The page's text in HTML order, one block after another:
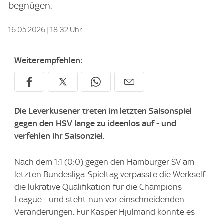
begnügen.
16.05.2026 | 18:32 Uhr
Weiterempfehlen:
Die Leverkusener treten im letzten Saisonspiel
gegen den HSV lange zu ideenlos auf - und
verfehlen ihr Saisonziel.
Nach dem 1:1 (0:0) gegen den Hamburger SV am
letzten Bundesliga-Spieltag verpasste die Werkself
die lukrative Qualifikation für die Champions
League - und steht nun vor einschneidenden
Veränderungen. Für Kasper Hjulmand könnte es